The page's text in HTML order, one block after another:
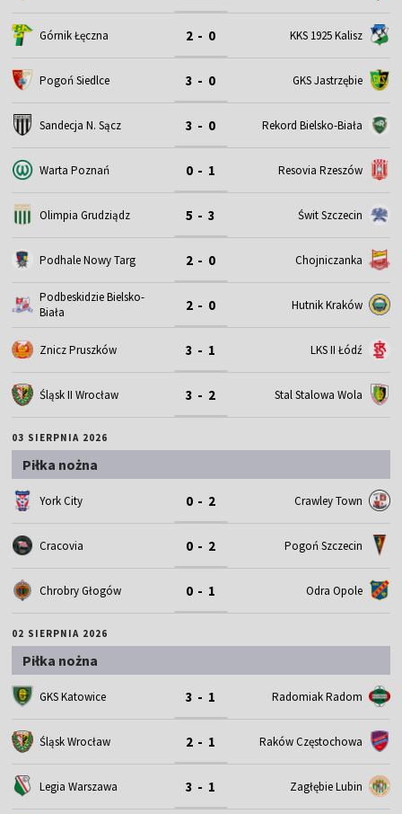
Górnik Łęczna 2 - 0 KKS 1925 Kalisz
Pogoń Siedlce 3 - 0 GKS Jastrzębie
Sandecja N. Sącz 3 - 0 Rekord Bielsko-Biała
Warta Poznań 0 - 1 Resovia Rzeszów
Olimpia Grudziądz 5 - 3 Świt Szczecin
Podhale Nowy Targ 2 - 0 Chojniczanka
Podbeskidzie Bielsko-
Biała
2 - 0 Hutnik Kraków
Znicz Pruszków 3 - 1 LKS II Łódź
Śląsk II Wrocław 3 - 2 Stal Stalowa Wola
03 SIERPNIA 2026
Piłka nożna
York City 0 - 2 Crawley Town
Cracovia 0 - 2 Pogoń Szczecin
Chrobry Głogów 0 - 1 Odra Opole
02 SIERPNIA 2026
Piłka nożna
GKS Katowice 3 - 1 Radomiak Radom
Śląsk Wrocław 2 - 1 Raków Częstochowa
Legia Warszawa 3 - 1 Zagłębie Lubin